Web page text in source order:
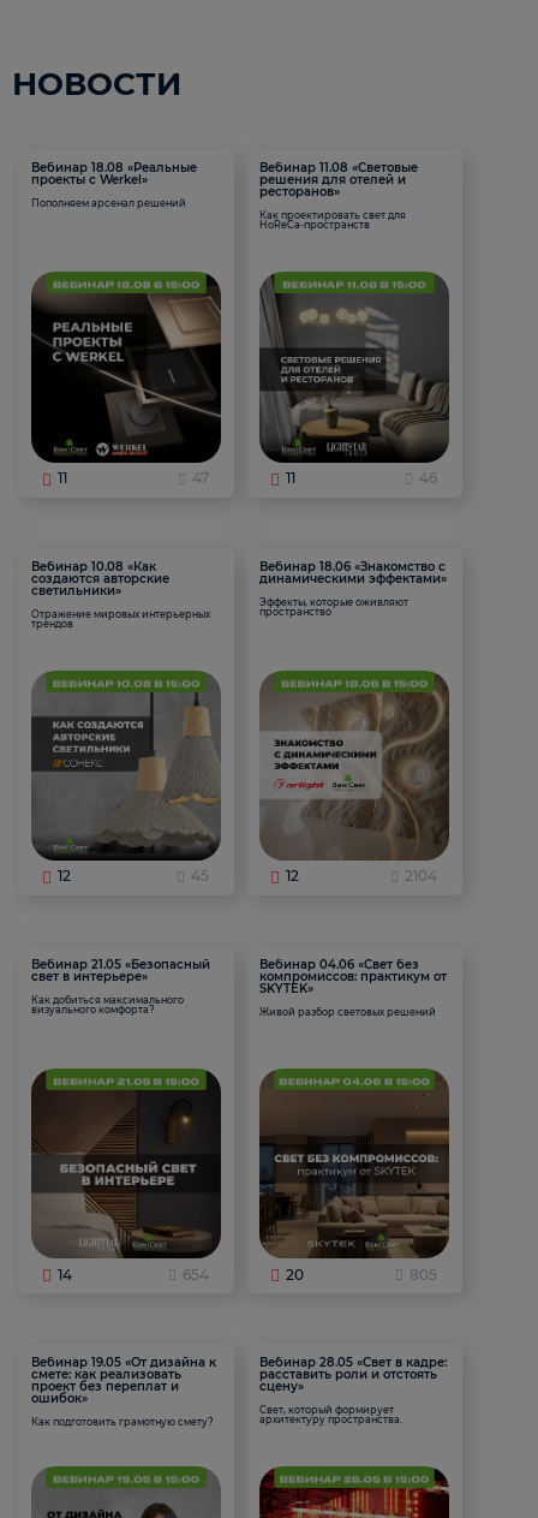
НОВОСТИ
Вебинар 18.08 «Реальные
проекты с Werkel»
Пополняем арсенал решений
11 47
Вебинар 11.08 «Световые
решения для отелей и
ресторанов»
Как проектировать свет для
HoReCa-пространств
11 46
Вебинар 10.08 «Как
создаются авторские
светильники»
Отражение мировых интерьерных
трендов
12 45
Вебинар 18.06 «Знакомство с
динамическими эффектами»
Эффекты, которые оживляют
пространство
12 2104
Вебинар 21.05 «Безопасный
свет в интерьере»
Как добиться максимального
визуального комфорта?
14 654
Вебинар 04.06 «Свет без
компромиссов: практикум от
SKYTEK»
Живой разбор световых решений
20 805
Вебинар 19.05 «От дизайна к
смете: как реализовать
проект без переплат и
ошибок»
Как подготовить грамотную смету?
Вебинар 28.05 «Свет в кадре:
расставить роли и отстоять
сцену»
Свет, который формирует
архитектуру пространства.